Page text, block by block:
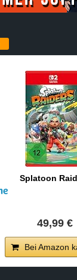
Splatoon
49,99 €
Bei Amazon